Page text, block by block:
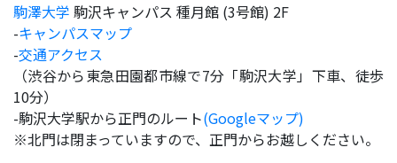
駒澤大学 駒沢キャンパス 種月館 (3号館) 2F
-キャンパスマップ
-交通アクセス
（渋谷から東急田園都市線で7分「駒沢大学」下車、徒歩
10分）
-駒沢大学駅から正門のルート(Googleマップ)
※北門は閉まっていますので、正門からお越しください。